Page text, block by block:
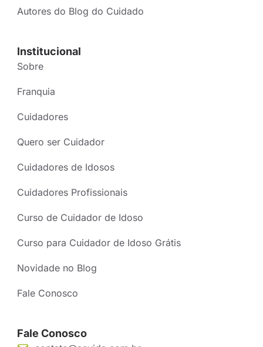
Autores do Blog do Cuidado
Institucional
Sobre
Franquia
Cuidadores
Quero ser Cuidador
Cuidadores de Idosos
Cuidadores Profissionais
Curso de Cuidador de Idoso
Curso para Cuidador de Idoso Grátis
Novidade no Blog
Fale Conosco
Fale Conosco